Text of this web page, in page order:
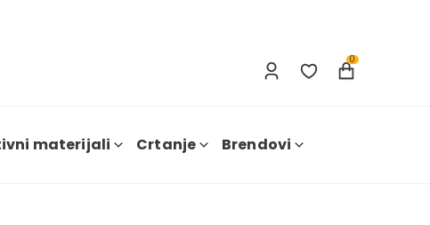
0
materijali Crtanje Brendovi